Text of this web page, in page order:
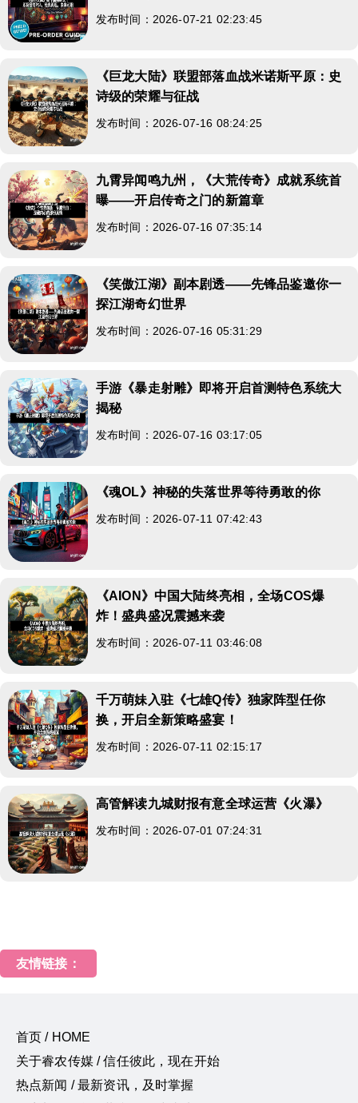
发布时间：2026-07-21 02:23:45
《巨龙大陆》联盟部落血战米诺斯平原：史
诗级的荣耀与征战
发布时间：2026-07-16 08:24:25
九霄异闻鸣九州，《大荒传奇》成就系统首
曝——开启传奇之门的新篇章
发布时间：2026-07-16 07:35:14
《笑傲江湖》副本剧透——先锋品鉴邀你一
探江湖奇幻世界
发布时间：2026-07-16 05:31:29
手游《暴走射雕》即将开启首测特色系统大
揭秘
发布时间：2026-07-16 03:17:05
《魂OL》神秘的失落世界等待勇敢的你
发布时间：2026-07-11 07:42:43
《AION》中国大陆终亮相，全场COS爆
炸！盛典盛况震撼来袭
发布时间：2026-07-11 03:46:08
千万萌妹入驻《七雄Q传》独家阵型任你
换，开启全新策略盛宴！
发布时间：2026-07-11 02:15:17
高管解读九城财报有意全球运营《火瀑》
发布时间：2026-07-01 07:24:31
友情链接：
首页 / HOME
关于睿农传媒 / 信任彼此，现在开始
热点新闻 / 最新资讯，及时掌握